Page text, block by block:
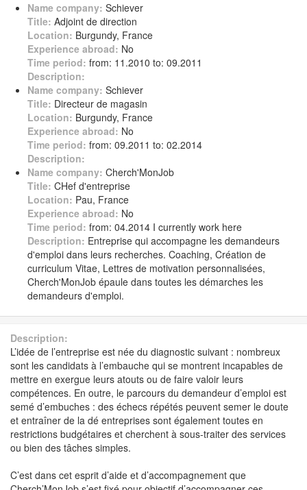
Name company: Schiever
Title: Adjoint de direction
Location: Burgundy, France
Experience abroad: No
Time period: from: 11.2010 to: 09.2011
Description:
Name company: Schiever
Title: Directeur de magasin
Location: Burgundy, France
Experience abroad: No
Time period: from: 09.2011 to: 02.2014
Description:
Name company: Cherch'MonJob
Title: CHef d'entreprise
Location: Pau, France
Experience abroad: No
Time period: from: 04.2014 I currently work here
Description: Entreprise qui accompagne les demandeurs
d'emploi dans leurs recherches. Coaching, Création de
curriculum Vitae, Lettres de motivation personnalisées,
Cherch'MonJob épaule dans toutes les démarches les
demandeurs d'emploi.
Description:
L’idée de l’entreprise est née du diagnostic suivant : nombreux
sont les candidats à l’embauche qui se montrent incapables de
mettre en exergue leurs atouts ou de faire valoir leurs
compétences. En outre, le parcours du demandeur d’emploi est
semé d’embuches : des échecs répétés peuvent semer le doute
et entraîner de la dé entreprises sont également toutes en
restrictions budgétaires et cherchent à sous-traiter des services
ou bien des tâches simples.
C’est dans cet esprit d’aide et d’accompagnement que